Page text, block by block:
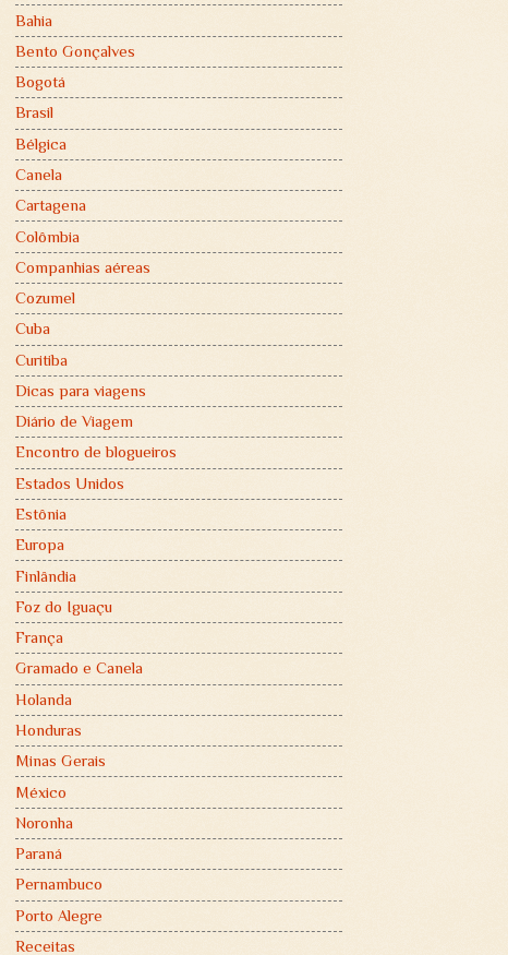
Bahia
Bento Gonçalves
Bogotá
Brasil
Bélgica
Canela
Cartagena
Colômbia
Companhias aéreas
Cozumel
Cuba
Curitiba
Dicas para viagens
Diário de Viagem
Encontro de blogueiros
Estados Unidos
Estônia
Europa
Finlândia
Foz do Iguaçu
França
Gramado e Canela
Holanda
Honduras
Minas Gerais
México
Noronha
Paraná
Pernambuco
Porto Alegre
Receitas